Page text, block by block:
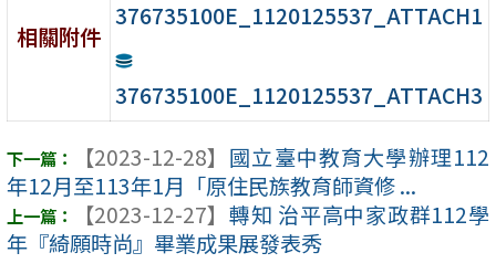
相關附件
376735100E_1120125537_ATTACH1
376735100E_1120125537_ATTACH3
【2023-12-28】 國立臺中教育大學辦理112
年12月至113年1月「原住民族教育師資修 ...
【2023-12-27】 轉知 治平高中家政群112學
年『綺願時尚』畢業成果展發表秀